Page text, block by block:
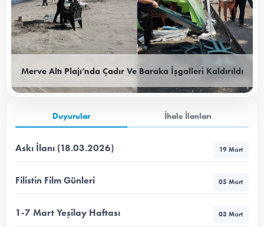
Merve Altı Plajı’nda Çadır Ve Baraka İşgalleri Kaldırıldı
Duyurular İhale İlanları
Askı İlanı (18.03.2026) 19 Mart
Filistin Film Günleri 05 Mart
1-7 Mart Yeşilay Haftası 03 Mart